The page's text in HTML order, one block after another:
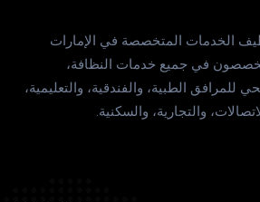
الخدمات المتخصصة في الإمارات
في جميع خدمات النظافة،
للمرافق الطبية، والفندقية، والتعليمية،
والتجارية، والسكنية.